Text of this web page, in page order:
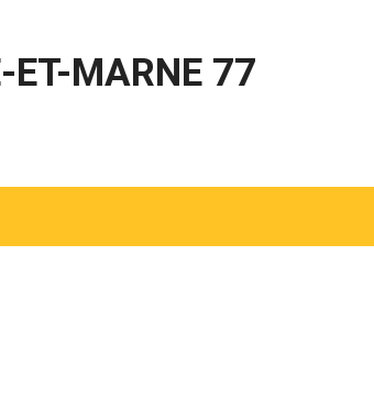
ET-MARNE 77